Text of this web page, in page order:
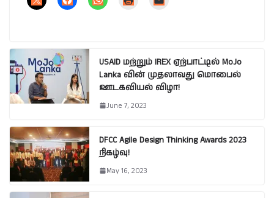
USAID மற்றும் IREX ஏற்பாட்டில் MoJo
Lanka வின் முதலாவது மொபைல்
ஊடகவியல் விழா!
June 7, 2023
DFCC Agile Design Thinking Awards 2023
நிகழ்வு!
May 16, 2023